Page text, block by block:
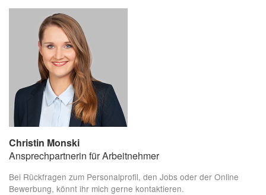
Christin Monski
Ansprechpartnerin für Arbeitnehmer
Bei Rückfragen zum Personalprofil, den Jobs oder der Online
Bewerbung, könnt ihr mich gerne kontaktieren.